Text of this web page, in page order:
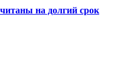
на долгий срок